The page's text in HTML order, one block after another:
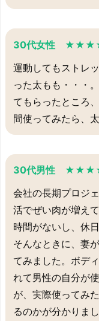
30代女性
運動してもストレ
った太もも・・・
てもらったところ
間使ってみたら、
30代男性
会社の長期プロジ
活でぜい肉が増え
時間がないし、休
そんなときに、妻
てみました。ボデ
れて男性の自分が
が、実際使ってみ
るのかが分かりま